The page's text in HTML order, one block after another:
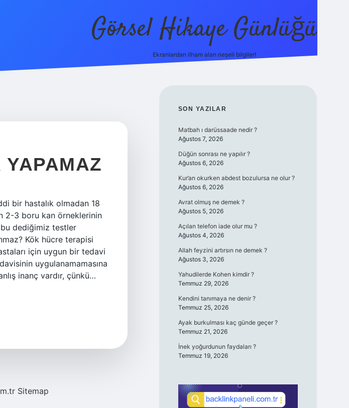
Görsel Hikaye Günlüğü
Ekranlardan ilham alan neşeli bilgiler!
bir hastalık olmadan 18
2-3 boru kan örneklerinin
dediğimiz testler
Kök hücre terapisi
için uygun bir tedavi
uygulanamamasına
inanç vardır, çünkü…
Sitemap
SIDEBAR
SON YAZILAR
Matbah ı darüssaade nedir ?
Ağustos 7, 2026
Düğün sonrası ne yapılır ?
Ağustos 6, 2026
Kur’an okurken abdest bozulursa ne olur ?
Ağustos 6, 2026
Avrat olmuş ne demek ?
Ağustos 5, 2026
Açılan telefon iade olur mu ?
Ağustos 4, 2026
Allah feyzini artırsın ne demek ?
Ağustos 3, 2026
Yahudilerde Kohen kimdir ?
Temmuz 29, 2026
Kendini tanımaya ne denir ?
Temmuz 25, 2026
Ayak burkulması kaç günde geçer ?
Temmuz 21, 2026
İnek yoğurdunun faydaları ?
Temmuz 19, 2026